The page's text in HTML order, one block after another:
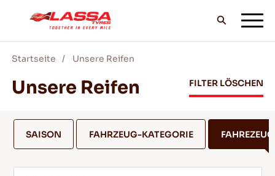
ALLE LASSA REIFEN
BLOG & VIDEOS
Startseite Unsere Reifen
Unsere Reifen FILTER LÖSCHEN
SAISON FAHRZEUG-KATEGORIE